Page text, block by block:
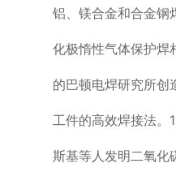
铝、镁合金和合金钢
化极惰性气体保护焊
的巴顿电焊研究所创
工件的高效焊接法。
斯基等人发明二氧化